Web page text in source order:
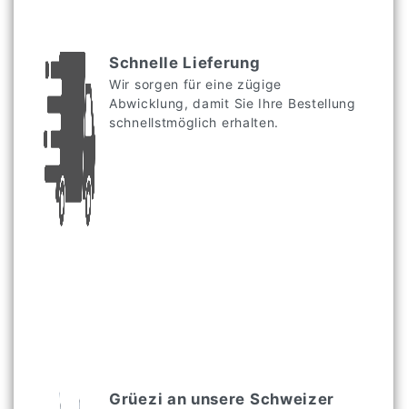
Schnelle Lieferung
Wir sorgen für eine zügige
Abwicklung, damit Sie Ihre Bestellung
schnellstmöglich erhalten.
Grüezi an unsere Schweizer